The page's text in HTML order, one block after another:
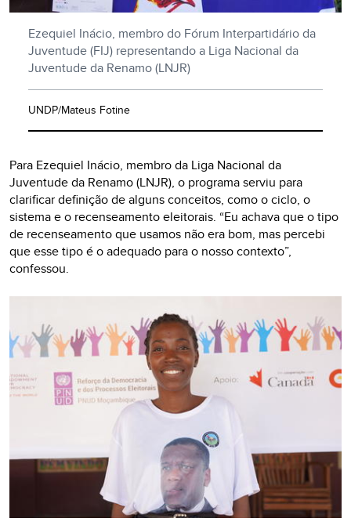
Ezequiel Inácio, membro do Fórum Interpartidário da
Juventude (FIJ) representando a Liga Nacional da
Juventude da Renamo (LNJR)
UNDP/Mateus Fotine
Para Ezequiel Inácio, membro da Liga Nacional da
Juventude da Renamo (LNJR), o programa serviu para
clarificar definição de alguns conceitos, como o ciclo, o
sistema e o recenseamento eleitorais. “Eu achava que o tipo
de recenseamento que usamos não era bom, mas percebi
que esse tipo é o adequado para o nosso contexto”,
confessou.